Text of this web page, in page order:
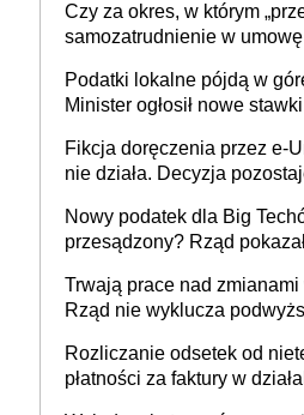
budynków i lokali
prowadzeniem działalności
Czy za okres, w którym
samozatrudnienie w
umowy cywilnoprawnej
racjonalnym wyjściem
Podatki lokalne pójdą w
Minister ogłosił nowe stawki
Fikcja doręczenia przez e-
nie działa. Decyzja
Nowy podatek dla Big
przesądzony? Rząd
Trwają prace nad zmianami
Rząd nie wyklucza
Rozliczanie odsetek od
płatności za faktury w